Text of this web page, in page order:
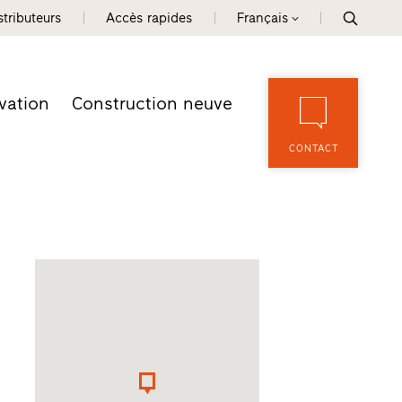
Accès rapides Français
Construction neuve
CONTACT